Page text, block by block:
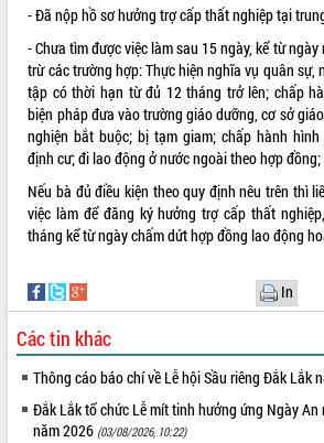
ALBUM ẢNH
Hôm nay: 24792
Tất cả: 66110460
- Đã nộp hồ sơ hưởng trợ cấp thất nghiệp tại
- Chưa tìm được việc làm sau 15 ngày, kể từ
trừ các trường hợp: Thực hiện nghĩa vụ quân sự,
tập có thời hạn từ đủ 12 tháng trở lên; chấp
biện pháp đưa vào trường giáo dưỡng, cơ sở
nghiện bắt buộc; bị tạm giam; chấp hành
định cư; đi lao động ở nước ngoài theo hợp đồng;
Nếu bà đủ điều kiện theo quy định nêu trên thì
việc làm để đăng ký hưởng trợ cấp thất
tháng kể từ ngày chấm dứt hợp đồng lao động
In
Các tin khác
Thông cáo báo chí về Lễ hội Sầu riêng Đắk Lắk
Đắk Lắk tổ chức Lễ mít tinh hưởng ứng Ngày
năm 2026 (03/08/2026, 10:22)